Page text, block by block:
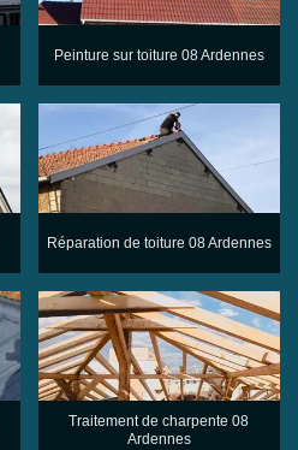
Peinture sur toiture 08 Ardennes
Réparation de toiture 08 Ardennes
Traitement de charpente 08
Ardennes